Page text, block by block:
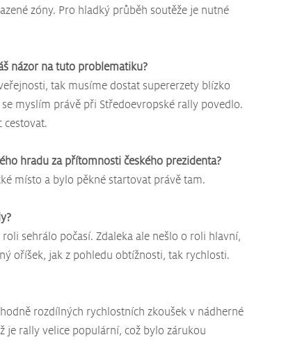
zóny. Pro hladký průběh soutěže je nutné
názor na tuto problematiku?
tak musíme dostat supererzety blízko
myslím právě při Středoevropské rally povedlo.
cestovat.
hradu za přítomnosti českého prezidenta?
místo a bylo pěkné startovat právě tam.
sehrálo počasí. Zdaleka ale nešlo o roli hlavní,
oříšek, jak z pohledu obtížnosti, tak rychlosti.
rozdílných rychlostních zkoušek v nádherné
je rally velice populární, což bylo zárukou